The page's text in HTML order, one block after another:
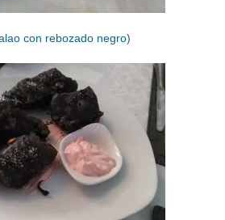
con rebozado negro)